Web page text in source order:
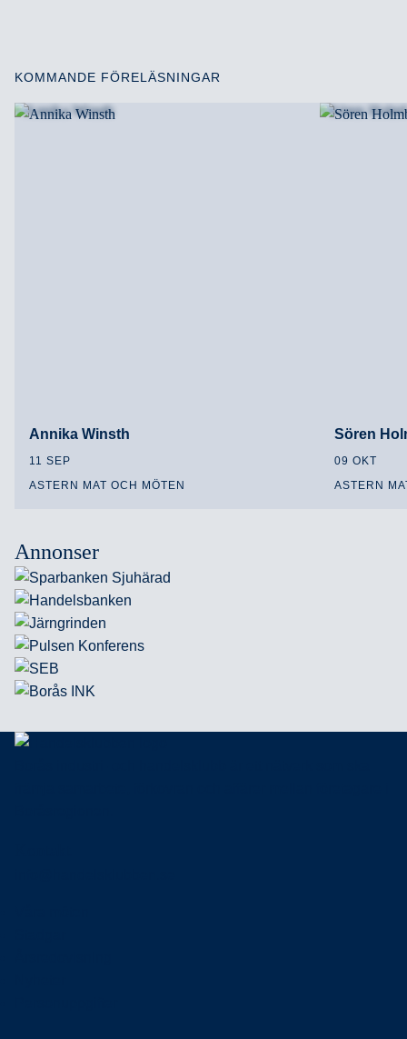
KOMMANDE FÖRELÄSNINGAR
Annika Winsth
11 SEP
ASTERN MAT OCH MÖTEN
Sören
09 OKT
ASTERN
Annonser